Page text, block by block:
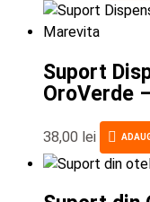
Suport
OroVerde
38,00 lei